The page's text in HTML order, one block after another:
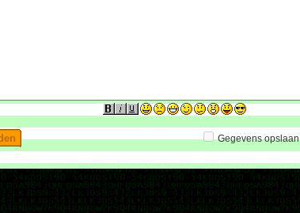
Gegevens opslaan